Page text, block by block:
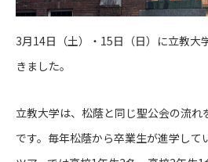
3月14日（土）・15日（日）に立教大
きました。
立教大学は、松蔭と同じ聖公会の流
です。毎年松蔭から卒業生が進学して